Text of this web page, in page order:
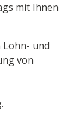
mit Ihnen
Lohn- und
von